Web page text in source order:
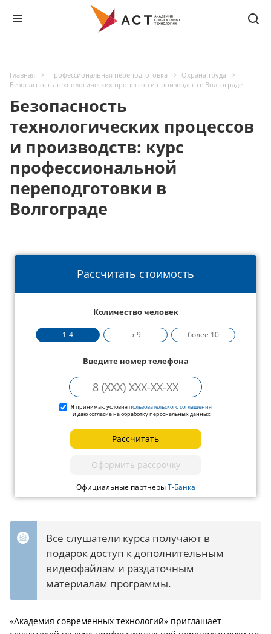
Главная Профессиональная переподготовка
Охрана труда
Безопасность технологических процессов и производств в Волгограде
Безопасность
технологических процессов
и производств: курс
профессиональной
переподготовки в
Волгограде
Рассчитать стоимость
Количество человек
1-4 5-9 более 10
Введите номер телефона
Я принимаю условияпользовательского соглашения
и даю согласие на обработку персональных данных
Рассчитать
Оформить рассрочку
Официальные партнерыТ-Банка
Все слушатели курса получают в
подарок доступ к дополнительным
видеофайлам и раздаточным
материалам программы.
«Академия современных технологий» приглашает